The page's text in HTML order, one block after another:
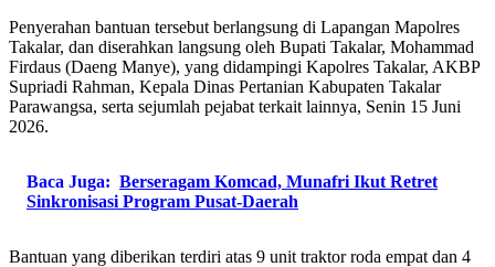
Penyerahan bantuan tersebut berlangsung di Lapangan Mapolres
Takalar, dan diserahkan langsung oleh Bupati Takalar, Mohammad
Firdaus (Daeng Manye), yang didampingi Kapolres Takalar, AKBP
Supriadi Rahman, Kepala Dinas Pertanian Kabupaten Takalar
Parawangsa, serta sejumlah pejabat terkait lainnya, Senin 15 Juni
2026.
Baca Juga: Berseragam Komcad, Munafri Ikut Retret
Sinkronisasi Program Pusat-Daerah
Bantuan yang diberikan terdiri atas 9 unit traktor roda empat dan 4